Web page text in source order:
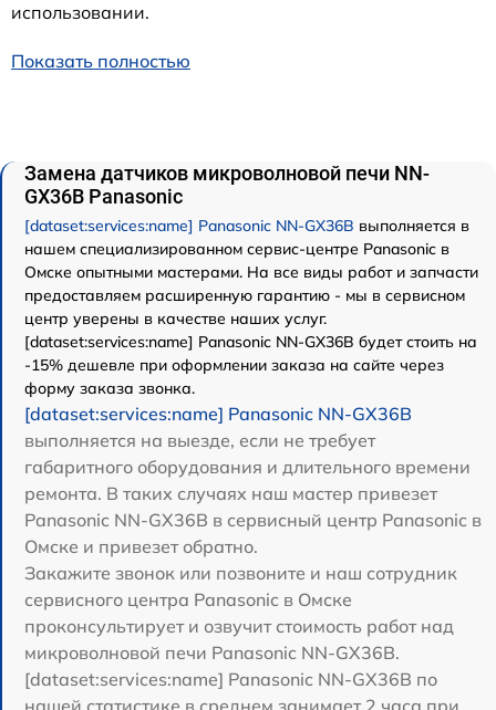
использовании.
Показать полностью
Замена датчиков микроволновой печи NN-
GX36B Panasonic
[dataset:services:name] Panasonic NN-GX36B выполняется в
нашем специализированном сервис-центре Panasonic в
Омске опытными мастерами. На все виды работ и запчасти
предоставляем расширенную гарантию - мы в сервисном
центр уверены в качестве наших услуг.
[dataset:services:name] Panasonic NN-GX36B будет стоить на
-15% дешевле при оформлении заказа на сайте через
форму заказа звонка.
[dataset:services:name] Panasonic NN-GX36B
выполняется на выезде, если не требует
габаритного оборудования и длительного времени
ремонта. В таких случаях наш мастер привезет
Panasonic NN-GX36B в сервисный центр Panasonic в
Омске и привезет обратно.
Закажите звонок или позвоните и наш сотрудник
сервисного центра Panasonic в Омске
проконсультирует и озвучит стоимость работ над
микроволновой печи Panasonic NN-GX36B.
[dataset:services:name] Panasonic NN-GX36B по
нашей статистике в среднем занимает 2 часа при